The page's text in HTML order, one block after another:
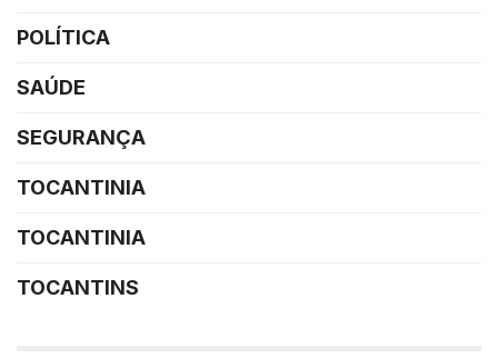
POLÍTICA
SAÚDE
SEGURANÇA
TOCANTINIA
TOCANTINIA
TOCANTINS